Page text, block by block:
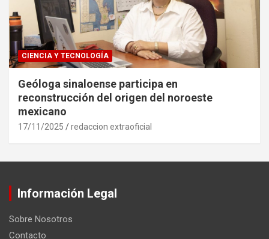
CIENCIA Y TECNOLOGÍA
Geóloga sinaloense participa en
reconstrucción del origen del noroeste
mexicano
17/11/2025 redaccion extraoficial
Información Legal
Sobre Nosotros
Contacto